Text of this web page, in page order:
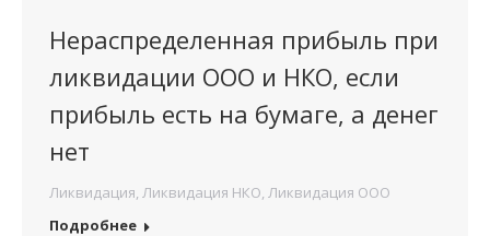
Нераспределенная прибыль при
ликвидации ООО и НКО, если
прибыль есть на бумаге, а денег
нет
Ликвидация, Ликвидация НКО, Ликвидация ООО
Подробнее